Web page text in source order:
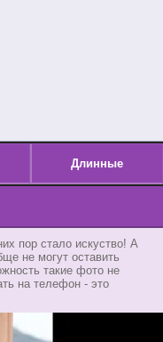
Длинные
пор стало искуство! А
не могут оставить
такие фото не
на телефон - это